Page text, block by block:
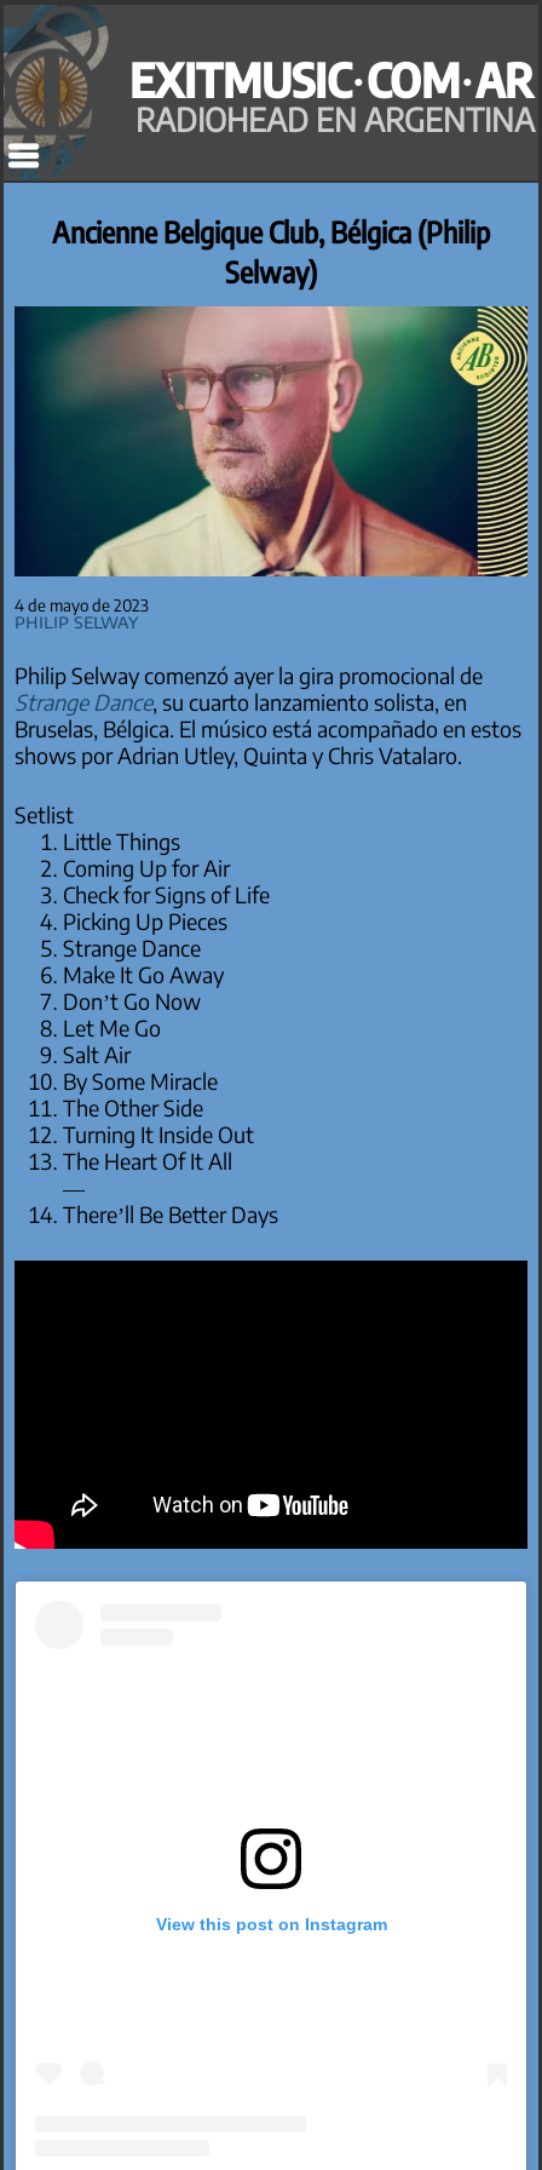
Saltar
al
contenido
EXITMUSIC·COM·AR
RADIOHEAD EN ARGENTINA
Ancienne Belgique Club, Bélgica (Philip
Selway)
4 de mayo de 2023
Philip Selway
Philip Selway comenzó ayer la gira promocional de
Strange Dance, su cuarto lanzamiento solista, en
Bruselas, Bélgica. El músico está acompañado en estos
shows por Adrian Utley, Quinta y Chris Vatalaro.
Setlist
Little Things
Coming Up for Air
Check for Signs of Life
Picking Up Pieces
Strange Dance
Make It Go Away
Don’t Go Now
Let Me Go
Salt Air
By Some Miracle
The Other Side
Turning It Inside Out
The Heart Of It All
—
There’ll Be Better Days
View this post on Instagram